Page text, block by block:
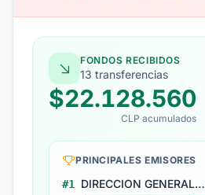
FONDOS RECIBIDOS
13 transferencias
$22.128.560
CLP acumulados
PRINCIPALES EMISORES
#1 DIRECCION GENERAL DE RELACIONES ECONOMICAS INTERNACIONALES